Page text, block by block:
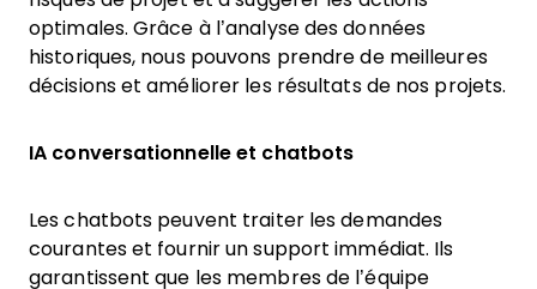
optimales. Grâce à l’analyse des données
historiques, nous pouvons prendre de meilleures
décisions et améliorer les résultats de nos projets.
IA conversationnelle et chatbots
Les chatbots peuvent traiter les demandes
courantes et fournir un support immédiat. Ils
garantissent que les membres de l’équipe